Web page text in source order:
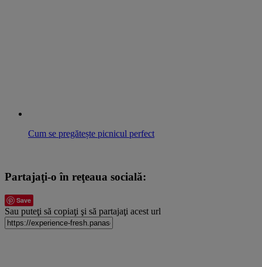
Cum se pregătește picnicul perfect
Partajaţi-o în reţeaua socială:
Save
Sau puteţi să copiaţi şi să partajaţi acest url